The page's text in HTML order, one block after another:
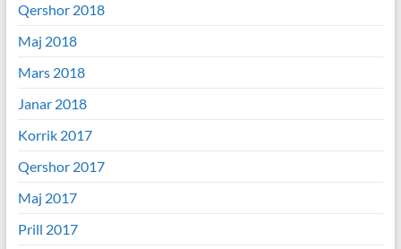
Qershor 2018
Maj 2018
Mars 2018
Janar 2018
Korrik 2017
Qershor 2017
Maj 2017
Prill 2017